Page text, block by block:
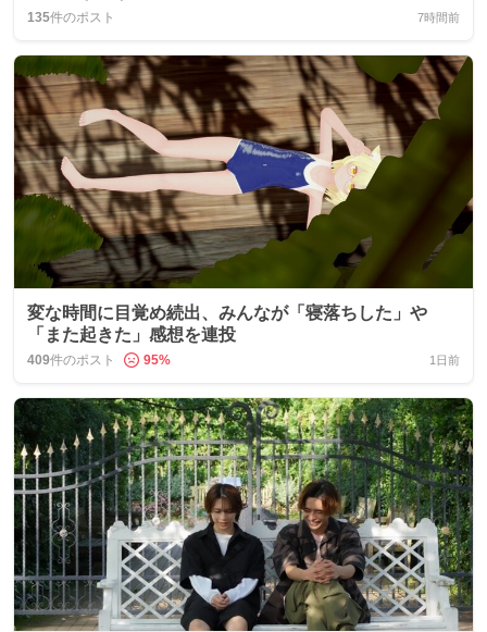
135件のポスト 7時間前
変な時間に目覚め続出、みんなが「寝落ちした」や
「また起きた」感想を連投
409件のポスト 95% 1日前